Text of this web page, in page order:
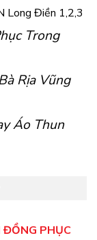
Long Điền 1,2,3
Trong
Rịa Vũng
Áo Thun
ĐỒNG PHỤC